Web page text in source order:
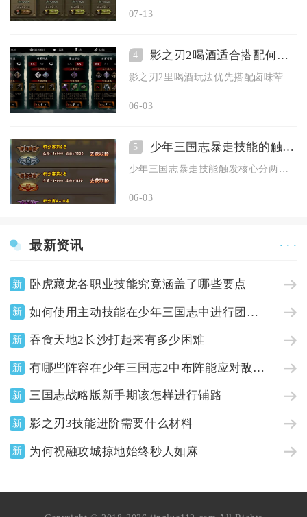
07-13
4 影之刃2喝酒适合搭配何种小食
影之刃2里喝酒玩法优先搭配卤味荤食、酥脆面点、酸甜果脯三类小...
06-03
5 少年三国志暴走技能的触发条件是什么
06-03
最新资讯 · · ·
新 卧虎藏龙各职业技能究竟涵盖了哪些要点
新 如何使用主动技能在少年三国志中进行团队合作
新 吞食天地2长沙打起来有多少困难
新 有哪些阵容在少年三国志2中布阵能应对敌方aoe输出
新 三国志战略版新手期该怎样进行铺路
新 影之刃3技能进阶需要什么材料
新 为何祝融攻城掠地始终秒人如麻